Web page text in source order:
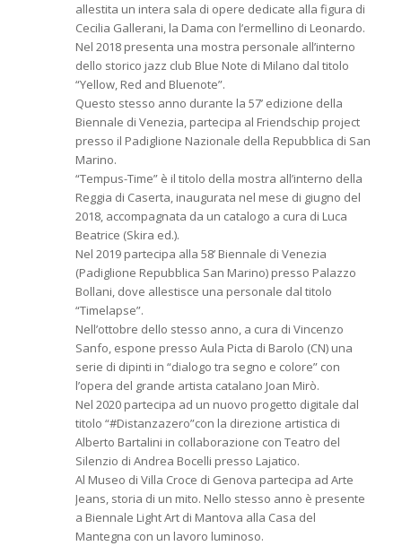
allestita un intera sala di opere dedicate alla figura di
Cecilia Gallerani, la Dama con l’ermellino di Leonardo.
Nel 2018 presenta una mostra personale all’interno
dello storico jazz club Blue Note di Milano dal titolo
“Yellow, Red and Bluenote”.
Questo stesso anno durante la 57’ edizione della
Biennale di Venezia, partecipa al Friendschip project
presso il Padiglione Nazionale della Repubblica di San
Marino.
“Tempus-Time” è il titolo della mostra all’interno della
Reggia di Caserta, inaugurata nel mese di giugno del
2018, accompagnata da un catalogo a cura di Luca
Beatrice (Skira ed.).
Nel 2019 partecipa alla 58’ Biennale di Venezia
(Padiglione Repubblica San Marino) presso Palazzo
Bollani, dove allestisce una personale dal titolo
“Timelapse”.
Nell’ottobre dello stesso anno, a cura di Vincenzo
Sanfo, espone presso Aula Picta di Barolo (CN) una
serie di dipinti in “dialogo tra segno e colore” con
l’opera del grande artista catalano Joan Mirò.
Nel 2020 partecipa ad un nuovo progetto digitale dal
titolo “#Distanzazero”con la direzione artistica di
Alberto Bartalini in collaborazione con Teatro del
Silenzio di Andrea Bocelli presso Lajatico.
Al Museo di Villa Croce di Genova partecipa ad Arte
Jeans, storia di un mito. Nello stesso anno è presente
a Biennale Light Art di Mantova alla Casa del
Mantegna con un lavoro luminoso.